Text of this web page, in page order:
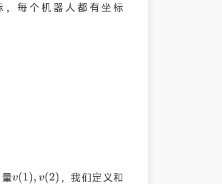
每个机器人都有坐标
，我们定义和